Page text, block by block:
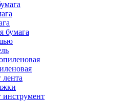
бумага
инструмент